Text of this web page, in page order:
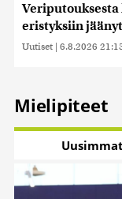
eristyksiin
Uutiset | 6.8.2026
Mielipiteet
Uusimmat